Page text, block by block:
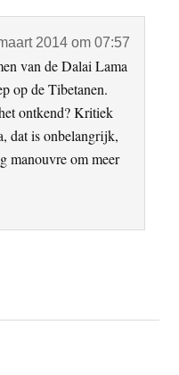
2014 om 07:57
van de Dalai Lama
op de Tibetanen.
ontkend? Kritiek
dat is onbelangrijk,
manouvre om meer